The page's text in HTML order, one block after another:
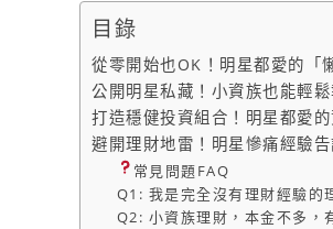
目錄
從零開始也OK！明星都愛的「
公開明星私藏！小資族也能輕鬆
打造穩健投資組合！明星都愛
避開理財地雷！明星慘痛經驗
常見問題FAQ
Q1: 我是完全沒有理財經驗的
Q2: 小資族理財，本金不多，